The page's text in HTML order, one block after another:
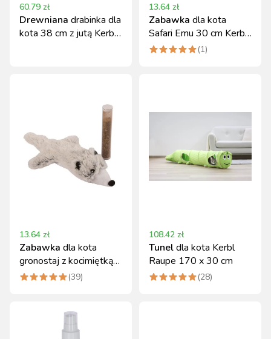
60.79 zł
Drewniana drabinka dla
kota 38 cm z jutą Kerbl
13.64 zł
Zabawka dla kota
Safari Emu 30 cm Kerbl,
lekka i atrakcyjna
(1)
13.64 zł
Zabawka dla kota
gronostaj z kocimiętką
17 cm Kerbl(39)
108.42 zł
Tuneldla kota Kerbl
Raupe 170 x 30 cm
(28)